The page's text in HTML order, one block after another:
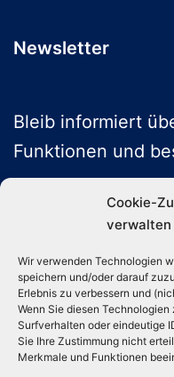
Cookie-
verwalten
Wir verwenden Technologien
speichern und/oder darauf
Erlebnis zu verbessern und
Wenn Sie diesen
Surfverhalten oder eindeutige
Sie Ihre Zustimmung nicht
Merkmale und Funktionen
Newsletter
Bleib informiert
Funktionen und
ABONNIEREN
Folge uns auf